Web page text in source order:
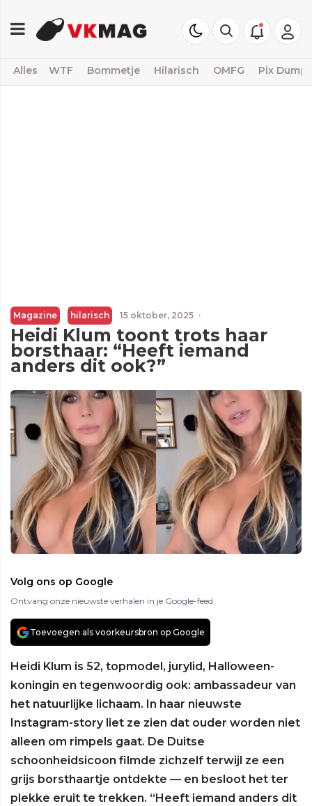
Alles WTF Bommetje Hilarisch OMFG Pix Dump
Magazine hilarisch 15 oktober, 2025 ·
Heidi Klum toont trots haar
borsthaar: “Heeft iemand
anders dit ook?”
Volg ons op Google
Ontvang onze nieuwste verhalen in je Google-feed
Toevoegen als voorkeursbron op Google
Heidi Klum is 52, topmodel, jurylid, Halloween-
koningin en tegenwoordig ook: ambassadeur van
het natuurlijke lichaam. In haar nieuwste
Instagram-story liet ze zien dat ouder worden niet
alleen om rimpels gaat. De Duitse
schoonheidsicoon filmde zichzelf terwijl ze een
grijs borsthaartje ontdekte — en besloot het ter
plekke eruit te trekken. “Heeft iemand anders dit